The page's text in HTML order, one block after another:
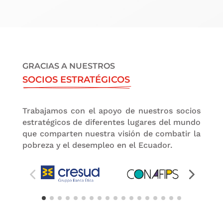
GRACIAS A NUESTROS
SOCIOS ESTRATÉGICOS
Trabajamos con el apoyo de nuestros socios
estratégicos de diferentes lugares del mundo
que comparten nuestra visión de combatir la
pobreza y el desempleo en el Ecuador.